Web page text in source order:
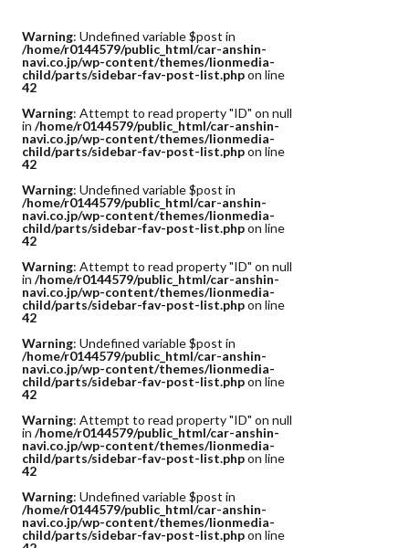
Warning: Undefined variable $post in
/home/r0144579/public_html/car-anshin-
navi.co.jp/wp-content/themes/lionmedia-
child/parts/sidebar-fav-post-list.phpon line
42
Warning: Attempt to read property "ID" on null
in /home/r0144579/public_html/car-anshin-
navi.co.jp/wp-content/themes/lionmedia-
child/parts/sidebar-fav-post-list.phpon line
42
Warning: Undefined variable $post in
/home/r0144579/public_html/car-anshin-
navi.co.jp/wp-content/themes/lionmedia-
child/parts/sidebar-fav-post-list.phpon line
42
Warning: Attempt to read property "ID" on null
in /home/r0144579/public_html/car-anshin-
navi.co.jp/wp-content/themes/lionmedia-
child/parts/sidebar-fav-post-list.phpon line
42
Warning: Undefined variable $post in
/home/r0144579/public_html/car-anshin-
navi.co.jp/wp-content/themes/lionmedia-
child/parts/sidebar-fav-post-list.phpon line
42
Warning: Attempt to read property "ID" on null
in /home/r0144579/public_html/car-anshin-
navi.co.jp/wp-content/themes/lionmedia-
child/parts/sidebar-fav-post-list.phpon line
42
Warning: Undefined variable $post in
/home/r0144579/public_html/car-anshin-
navi.co.jp/wp-content/themes/lionmedia-
child/parts/sidebar-fav-post-list.phpon line